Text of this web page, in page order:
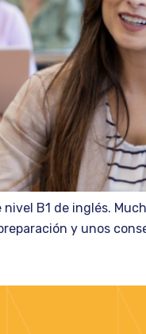
B1 de inglés.
y unos